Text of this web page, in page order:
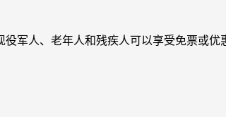
军人、老年人和残疾人可以享受免票或优